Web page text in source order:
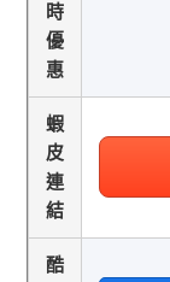
時
優
惠
蝦
皮
連
結
酷